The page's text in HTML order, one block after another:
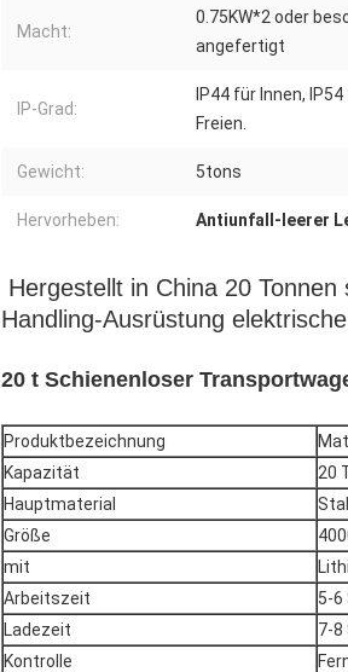
Macht:
0.75KW*2 oder
angefertigt
IP-Grad:
IP44 für Innen,
Freien.
Gewicht: 5tons
Hervorheben: Antiunfall-leerer
Hergestellt in China 20
Handling-Ausrüstung
20 t Schienenloser
Produktbezeichnung
Kapazität
20
Hauptmaterial
Größe
mit
Arbeitszeit
5-6
Ladezeit
7-8
Kontrolle